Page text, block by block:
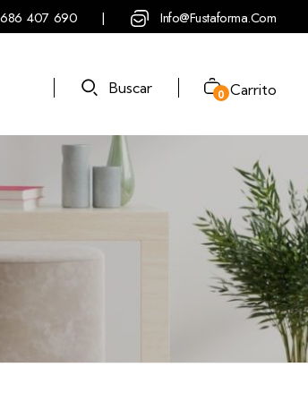
407 690 | Info@fustaforma.com
Buscar 0 Carrito